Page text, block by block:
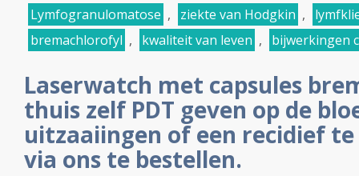
Lymfogranulomatose , ziekte van Hodgkin ,
bremachlorofyl , kwaliteit van leven , bijwerkingen
Laserwatch met capsules
thuis zelf PDT geven op de
uitzaaiingen of een recidief
via ons te bestellen.